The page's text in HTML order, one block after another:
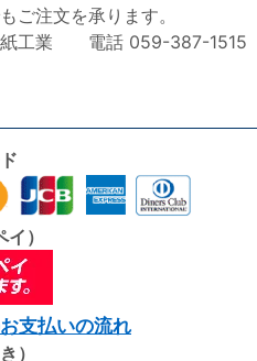
ご注文を承ります。
紙工業 電話 059-387-1515
）
支払いの流れ
）